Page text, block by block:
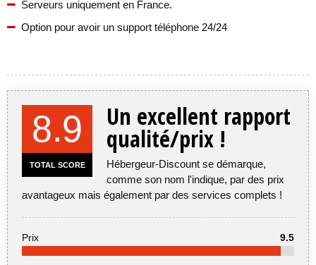
Serveurs uniquement en France.
Option pour avoir un support téléphone 24/24
8.9
TOTAL SCORE
Un excellent rapport
qualité/prix !
Hébergeur-Discount se démarque,
comme son nom l'indique, par des prix
avantageux mais également par des services complets !
Prix 9.5